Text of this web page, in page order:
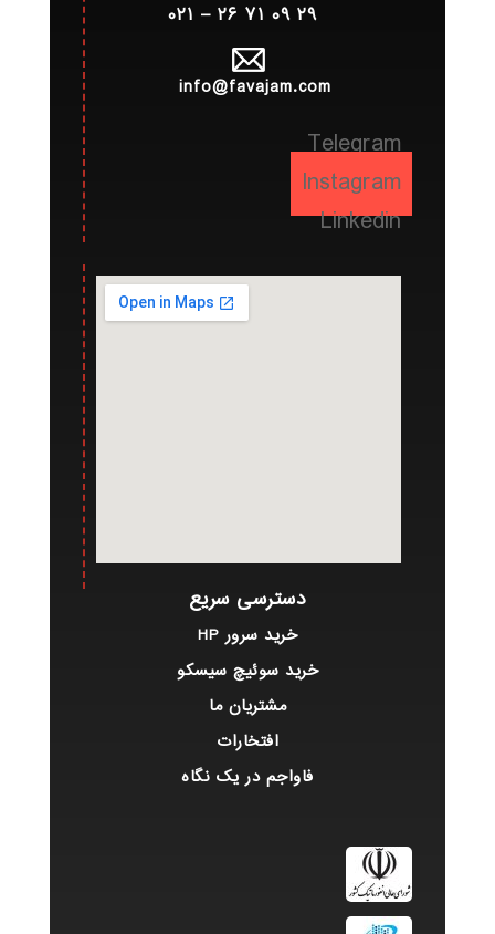
۲۹ ۰۹ ۷۱ ۲۶ – ۰۲۱
info@favajam.com
Telegram
Instagram
Linkedin
دسترسی سریع
خرید سرور HP
خرید سوئیچ سیسکو
مشتریان ما
افتخارات
فاواجم در یک نگاه